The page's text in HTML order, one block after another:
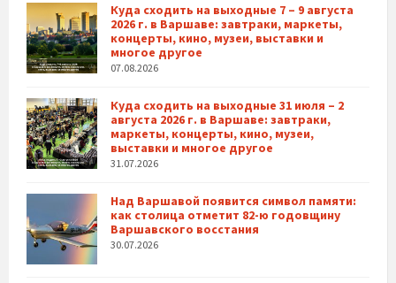
Куда сходить на выходные 7 – 9 августа
2026 г. в Варшаве: завтраки, маркеты,
концерты, кино, музеи, выставки и
многое другое
07.08.2026
Куда сходить на выходные 31 июля – 2
августа 2026 г. в Варшаве: завтраки,
маркеты, концерты, кино, музеи,
выставки и многое другое
31.07.2026
Над Варшавой появится символ памяти:
как столица отметит 82-ю годовщину
Варшавского восстания
30.07.2026